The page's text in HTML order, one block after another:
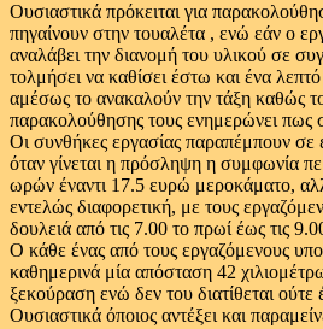
Ουσιαστικά πρόκειται για
πηγαίνουν στην τουαλέτα , ενώ εάν ο
αναλάβει την διανομή του υλικού σε
τολμήσει να καθίσει έστω και ένα
αμέσως το ανακαλούν την τάξη καθώς
παρακολούθησης τους ενημερώνει πως
Οι συνθήκες εργασίας παραπέμπουν σε
όταν γίνεται η πρόσληψη η συμφωνία
ωρών έναντι 17.5 ευρώ μεροκάματο,
εντελώς διαφορετική, με τους
δουλειά από τις 7.00 το πρωί έως τις
Ο κάθε ένας από τους εργαζόμενους
καθημερινά μία απόσταση 42
ξεκούραση ενώ δεν του διατίθεται
Ουσιαστικά όποιος αντέξει και